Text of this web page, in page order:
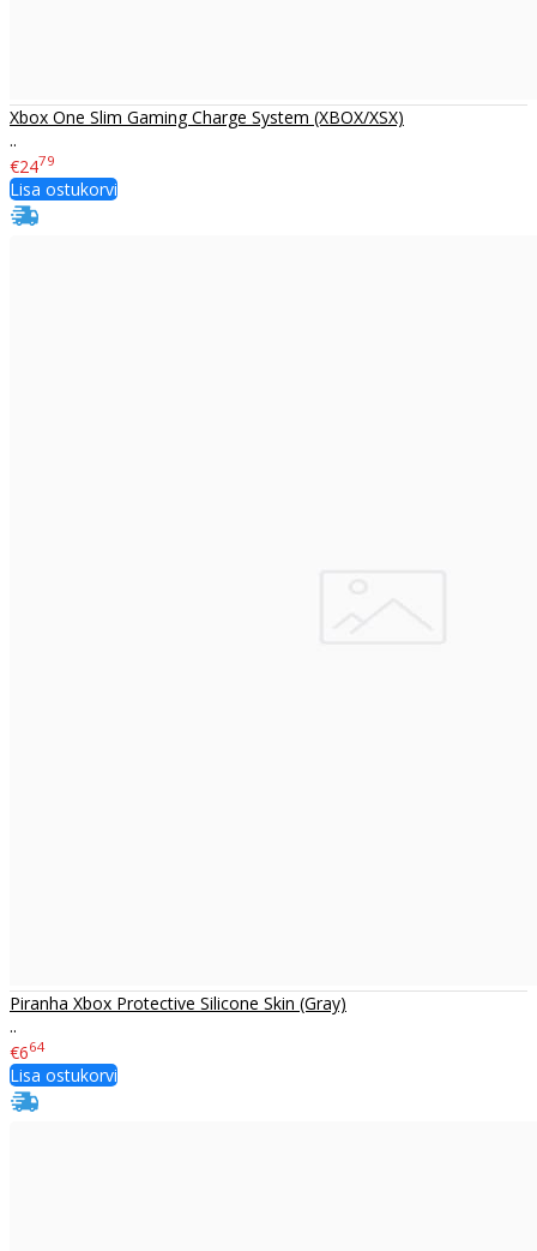
Xbox One Slim Gaming Charge System (XBOX/XSX)
..
€2479
Lisa ostukorvi
Piranha Xbox Protective Silicone Skin (Gray)
..
€664
Lisa ostukorvi